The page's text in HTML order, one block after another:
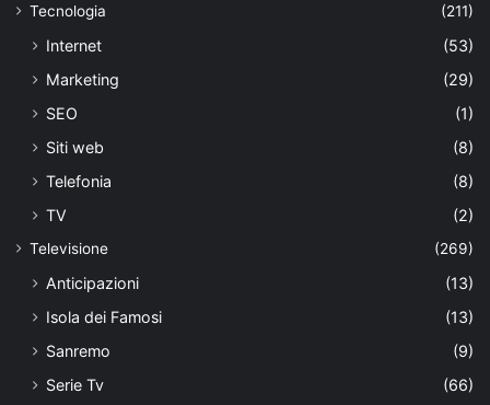
Tecnologia
(211)
Internet
(53)
Marketing
(29)
SEO
(1)
Siti web
(8)
Telefonia
(8)
TV
(2)
Televisione (269)
Anticipazioni
(13)
Isola dei Famosi
(13)
Sanremo
(9)
Serie Tv
(66)